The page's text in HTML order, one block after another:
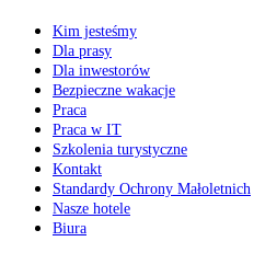
Kim jesteśmy
Dla prasy
Dla inwestorów
Bezpieczne wakacje
Praca
Praca w IT
Szkolenia turystyczne
Kontakt
Standardy Ochrony Małoletnich
Nasze hotele
Biura